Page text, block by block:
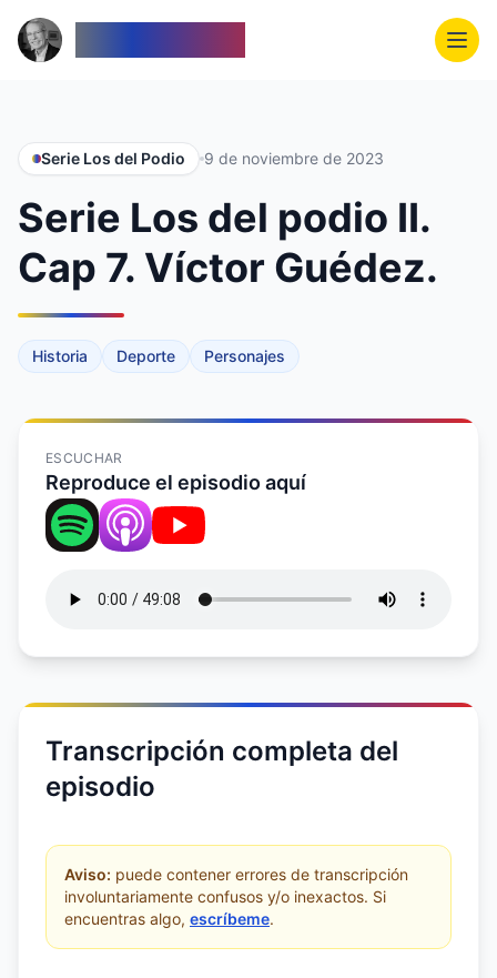
Serie Los del Podio 9 de noviembre de 2023
Serie Los del podio II.
Cap 7. Víctor Guédez.
Historia Deporte Personajes
ESCUCHAR
Reproduce el episodio aquí
Transcripción completa del
episodio
Aviso: puede contener errores de transcripción
involuntariamente confusos y/o inexactos. Si
encuentras algo, escríbeme.